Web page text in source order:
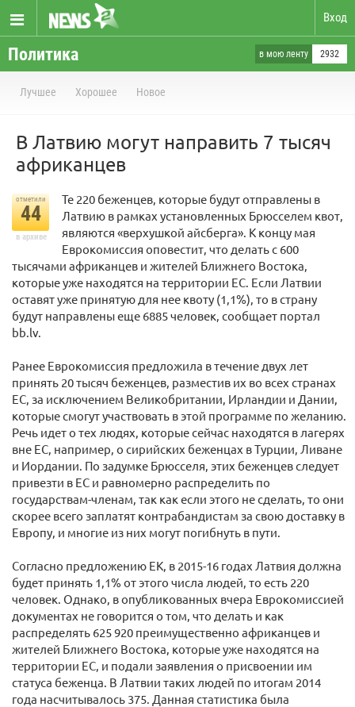
Вход
Политика в мою ленту 2932
Лучшее Хорошее Новое
В Латвию могут направить 7 тысяч
африканцев
отметили
44
в архиве
Те 220 беженцев, которые будут отправлены в
Латвию в рамках установленных Брюсселем квот,
являются «верхушкой айсберга». К концу мая
Еврокомиссия оповестит, что делать с 600
тысячами африканцев и жителей Ближнего Востока,
которые уже находятся на территории ЕС. Если Латвии
оставят уже принятую для нее квоту (1,1%), то в страну
будут направлены еще 6885 человек, сообщает портал
bb.lv.
Ранее Еврокомиссия предложила в течение двух лет
принять 20 тысяч беженцев, разместив их во всех странах
ЕС, за исключением Великобритании, Ирландии и Дании,
которые смогут участвовать в этой программе по желанию.
Речь идет о тех людях, которые сейчас находятся в лагерях
вне ЕС, например, о сирийских беженцах в Турции, Ливане
и Иордании. По задумке Брюсселя, этих беженцев следует
привезти в ЕС и равномерно распределить по
государствам-членам, так как если этого не сделать, то они
скорее всего заплатят контрабандистам за свою доставку в
Европу, и многие из них могут погибнуть в пути.
Согласно предложению ЕК, в 2015-16 годах Латвия должна
будет принять 1,1% от этого числа людей, то есть 220
человек. Однако, в опубликованных вчера Еврокомиссией
документах не говорится о том, что делать и как
распределять 625 920 преимущественно африканцев и
жителей Ближнего Востока, которые уже находятся на
территории ЕС, и подали заявления о присвоении им
статуса беженца. В Латвии таких людей по итогам 2014
года насчитывалось 375. Данная статистика была